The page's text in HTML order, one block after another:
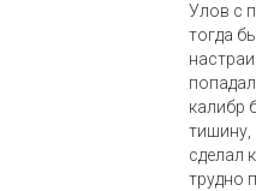
Улов с
тогда
калибр
тишину,
сделал
трудно